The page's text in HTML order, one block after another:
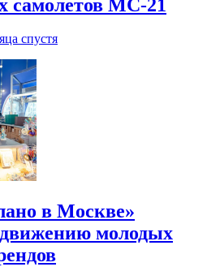
самолетов МС-21
спустя
в Москве»
молодых